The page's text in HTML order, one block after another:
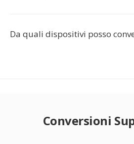
Da quali dispositivi posso
Conversioni